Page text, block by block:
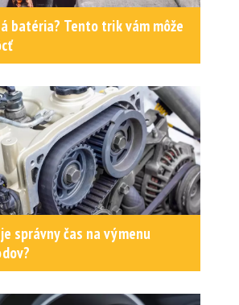
batéria? Tento trik vám môže
správny čas na výmenu